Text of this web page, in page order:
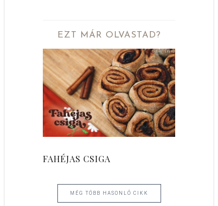
EZT MÁR OLVASTAD?
FAHÉJAS CSIGA
MÉG TÖBB HASONLÓ CIKK